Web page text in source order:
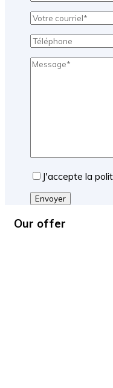
J'accepte la
Envoyer
Our offer